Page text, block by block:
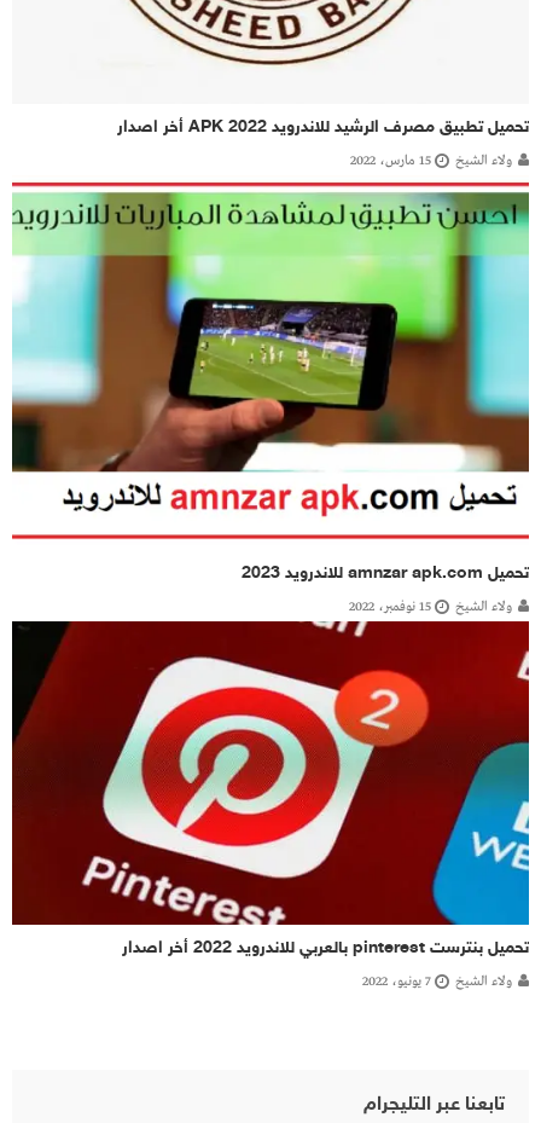
تحميل تطبيق مصرف الرشيد للاندرويد APK 2022 أخر اصدار
ولاء الشيخ 15 مارس، 2022
تحميل amnzar apk.com للاندرويد 2023
ولاء الشيخ 15 نوفمبر، 2022
تحميل بنترست pinterest بالعربي للاندرويد 2022 أخر اصدار
ولاء الشيخ 7 يونيو، 2022
تابعنا عبر التليجرام